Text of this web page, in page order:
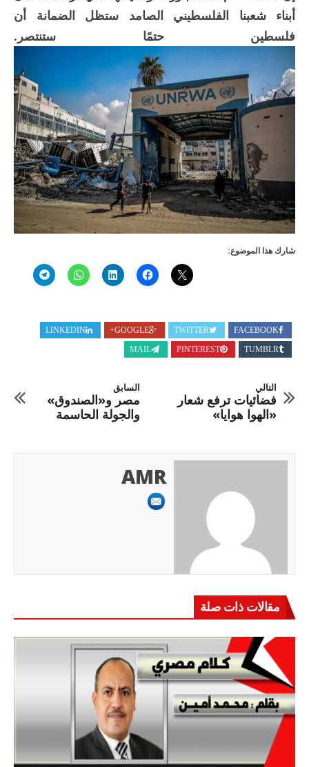
أبناء شعبنا الفلسطيني الصامد ستظل الضمانة أن
فلسطين حتمًا ستنتصر.
شارك هذا الموضوع:
FACEBOOK
TWITTER
GOOGLE+
LINKEDIN
TUMBLR
PINTEREST
MAIL
السابق
مصر و«الصندوق»
والجولة الحاسمة
التالي
فضائيات ترفع شعار
«الهوا هوايا»
AMR
مقالات ذات صلة